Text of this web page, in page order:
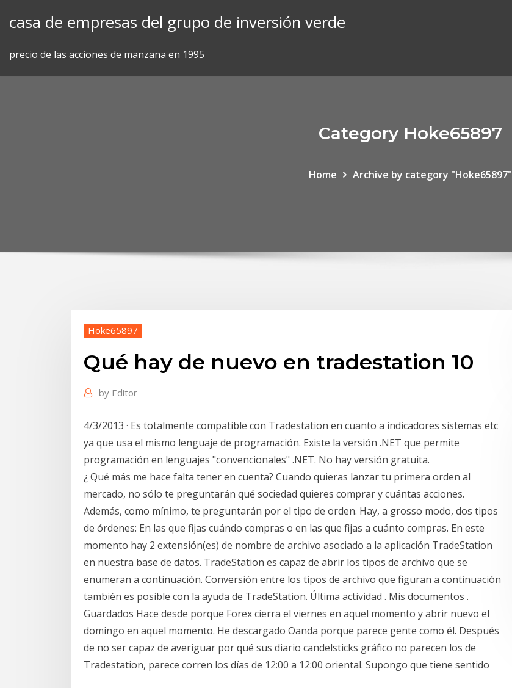
casa de empresas del grupo de inversión verde
precio de las acciones de manzana en 1995
Category Hoke65897
Home Archive by category "Hoke65897"
Hoke65897
Qué hay de nuevo en tradestation 10
by Editor
4/3/2013 · Es totalmente compatible con Tradestation en cuanto a indicadores sistemas etc
ya que usa el mismo lenguaje de programación. Existe la versión .NET que permite
programación en lenguajes "convencionales" .NET. No hay versión gratuita.
¿ Qué más me hace falta tener en cuenta? Cuando quieras lanzar tu primera orden al
mercado, no sólo te preguntarán qué sociedad quieres comprar y cuántas acciones.
Además, como mínimo, te preguntarán por el tipo de orden. Hay, a grosso modo, dos tipos
de órdenes: En las que fijas cuándo compras o en las que fijas a cuánto compras. En este
momento hay 2 extensión(es) de nombre de archivo asociado a la aplicación TradeStation
en nuestra base de datos. TradeStation es capaz de abrir los tipos de archivo que se
enumeran a continuación. Conversión entre los tipos de archivo que figuran a continuación
también es posible con la ayuda de TradeStation. Última actividad . Mis documentos .
Guardados Hace desde porque Forex cierra el viernes en aquel momento y abrir nuevo el
domingo en aquel momento. He descargado Oanda porque parece gente como él. Después
de no ser capaz de averiguar por qué sus diario candelsticks gráfico no parecen los de
Tradestation, parece corren los días de 12:00 a 12:00 oriental. Supongo que tiene sentido